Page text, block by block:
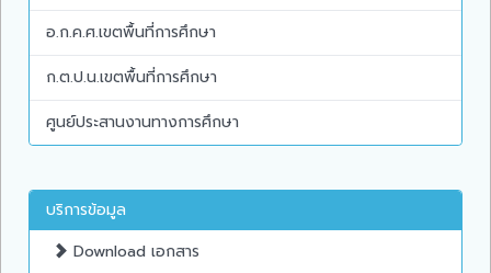
อ.ก.ค.ศ.เขตพื้นที่การศึกษา
ก.ต.ป.น.เขตพื้นที่การศึกษา
ศูนย์ประสานงานทางการศึกษา
บริการข้อมูล
Download เอกสาร